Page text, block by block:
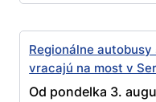
Regionálne
vracajú na most v
Od pondelka 3.